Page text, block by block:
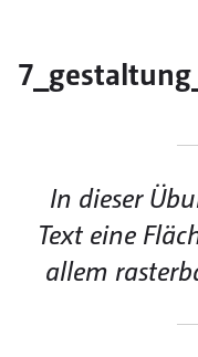
In dieser
Text eine
allem